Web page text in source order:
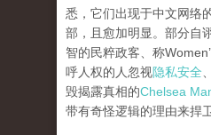
悉，它们出现于中文网络
部，且愈加明显。部分自
智的民粹政客、称
呼人权的人忽视隐私安全
毁揭露真相的Chelsea
带有奇怪逻辑的理由来捍